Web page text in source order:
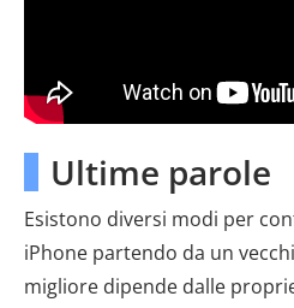
Ultime parole
Esistono diversi modi per
iPhone partendo da un
migliore dipende dalle